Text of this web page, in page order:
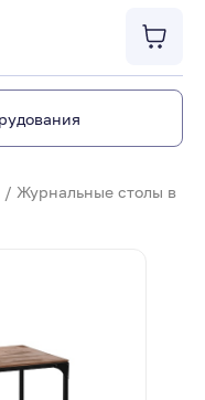
/ Журнальные столы в